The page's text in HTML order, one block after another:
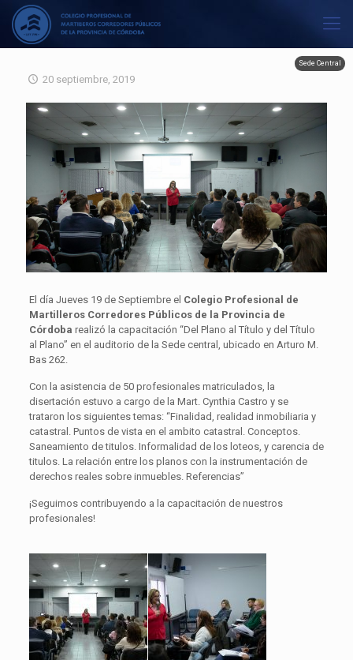
20 septiembre, 2019
El día Jueves 19 de Septiembre el Colegio Profesional de
Martilleros Corredores Públicos de la Provincia de
Córdoba realizó la capacitación “Del Plano al Título y del Título
al Plano” en el auditorio de la Sede central, ubicado en Arturo M.
Bas 262.
Con la asistencia de 50 profesionales matriculados, la
disertación estuvo a cargo de la Mart. Cynthia Castro y se
trataron los siguientes temas: “Finalidad, realidad inmobiliaria y
catastral. Puntos de vista en el ambito catastral. Conceptos.
Saneamiento de titulos. Informalidad de los loteos, y carencia de
titulos. La relación entre los planos con la instrumentación de
derechos reales sobre inmuebles. Referencias”
¡Seguimos contribuyendo a la capacitación de nuestros
profesionales!
Sede Central